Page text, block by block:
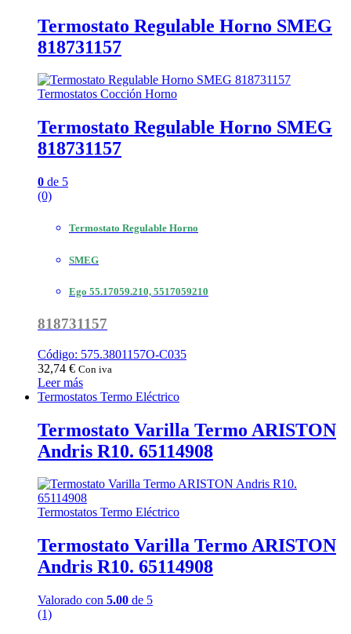
Termostato Regulable Horno SMEG
818731157
Termostatos Cocción Horno
Termostato Regulable Horno SMEG
818731157
0 de 5
(0)
Termostato Regulable Horno
SMEG
Ego 55.17059.210, 5517059210
818731157
Código: 575.3801157O-C035
32,74 € Con iva
Leer más
Termostatos Termo Eléctrico
Termostato Varilla Termo ARISTON
Andris R10. 65114908
Termostatos Termo Eléctrico
Termostato Varilla Termo ARISTON
Andris R10. 65114908
Valorado con 5.00 de 5
(1)